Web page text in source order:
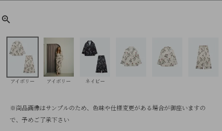
アイボリー アイボリー ネイビー
※商品画像はサンプルのため、色味や仕様変更がある場合が御座いますの
で、予めご了承下さい